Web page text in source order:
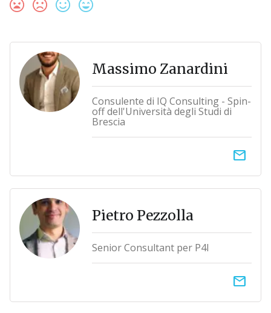
Massimo Zanardini
Consulente di IQ Consulting - Spin-
off dell'Università degli Studi di
Brescia
email
Pietro Pezzolla
Senior Consultant per P4I
email